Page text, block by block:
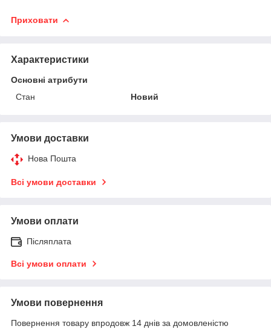
Приховати
Характеристики
Основні атрибути
Стан
Новий
Умови доставки
Нова Пошта
Всі умови доставки
Умови оплати
Післяплата
Всі умови оплати
Умови повернення
Повернення товару впродовж 14 днів за домовленістю